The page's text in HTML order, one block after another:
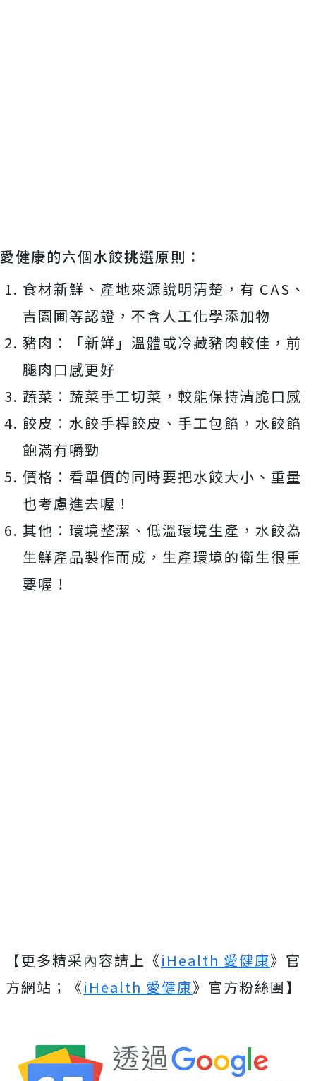
愛健康的六個水餃挑選原則：
食材新鮮、產地來源說明清楚，有 CAS、
吉園圃等認證，不含人工化學添加物
豬肉：「新鮮」溫體或冷藏豬肉較佳，前
腿肉口感更好
蔬菜：蔬菜手工切菜，較能保持清脆口感
餃皮：水餃手桿餃皮、手工包餡，水餃餡
飽滿有嚼勁
價格：看單價的同時要把水餃大小、重量
也考慮進去喔！
其他：環境整潔、低溫環境生產，水餃為
生鮮產品製作而成，生產環境的衛生很重
要喔！
【更多精采內容請上《iHealth 愛健康》官
方網站；《iHealth 愛健康》官方粉絲團】